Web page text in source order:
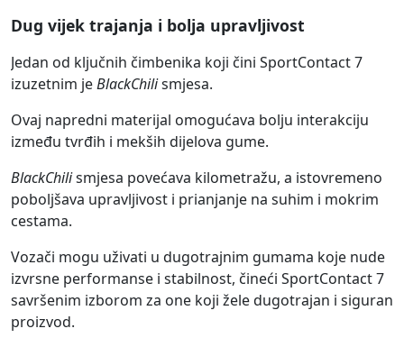
Dug vijek trajanja i bolja upravljivost
Jedan od ključnih čimbenika koji čini SportContact 7
izuzetnim jeBlackChilismjesa.
Ovaj napredni materijal omogućava bolju interakciju
između tvrđih i mekših dijelova gume.
BlackChilismjesa povećava kilometražu, a istovremeno
poboljšava upravljivost i prianjanje na suhim i mokrim
cestama.
Vozači mogu uživati u dugotrajnim gumama koje nude
izvrsne performanse i stabilnost, čineći SportContact 7
savršenim izborom za one koji žele dugotrajan i siguran
proizvod.